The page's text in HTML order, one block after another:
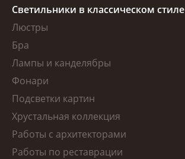
Светильники в классическом стиле
Люстры
Бра
Лампы и канделябры
Фонари
Подсветки картин
Хрустальная коллекция
Работы с архитекторами
Работы по реставрации